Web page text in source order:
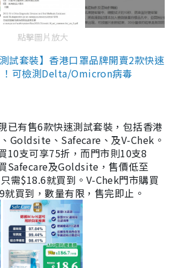
點擊圖片放大
試套裝】香港口罩品牌開賣2款快速
！可檢測Delta/Omicron病毒
已有售6款快速測試套裝，包括香港
Goldsite、Safecare、及V-Chek。
10支可享75折，而門市則10支8
Safecare及Goldsite，售價低至
需$18.6就買到。V-Chek門市購買
買到，數量有限，售完即止。